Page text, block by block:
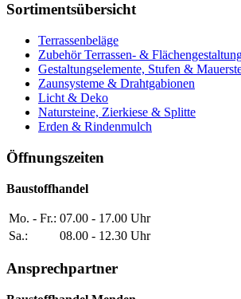
Sortimentsübersicht
Terrassenbeläge
Zubehör Terrassen- &
Gestaltungselemente, Stufen &
Zaunsysteme & Drahtgabionen
Licht & Deko
Natursteine, Zierkiese & Splitte
Erden & Rindenmulch
Öffnungszeiten
Baustoffhandel
Mo. - Fr.: 07.00 - 17.00 Uhr
Sa.:
08.00 - 12.30 Uhr
Ansprechpartner